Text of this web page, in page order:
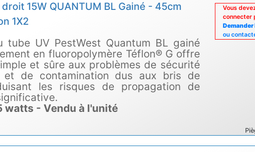
15W QUANTUM BL Gainé - 45cm
1X2
tube UV PestWest Quantum BL gainé
en fluoropolymère Téflon® G offre
et sûre aux problèmes de sécurité
et de contamination dus aux bris de
les risques de propagation de
watts - Vendu à l'unité
Vous
connecter
ou